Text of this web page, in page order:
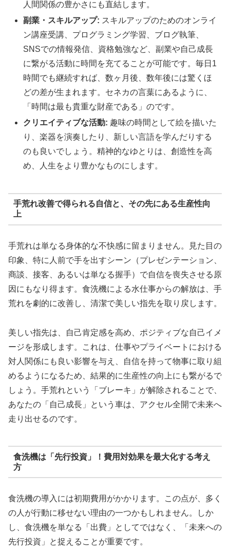
人間関係の豊かさにも直結します。
副業・スキルアップ: スキルアップのためのオンライ
ン講座受講、プログラミング学習、ブログ執筆、
SNSでの情報発信、資格勉強など、副業や自己成長
に繋がる活動に時間を充てることが可能です。毎日1
時間でも継続すれば、数ヶ月後、数年後には驚くほ
どの差が生まれます。セネカの言葉にあるように、
「時間は最も貴重な財産である」のです。
クリエイティブな活動: 趣味の時間として絵を描いた
り、楽器を演奏したり、新しい言語を学んだりする
のも良いでしょう。精神的なゆとりは、創造性を高
め、人生をより豊かなものにします。
手荒れ改善で得られる自信と、その先にある生産性向
上
手荒れは単なる身体的な不快感に留まりません。見た目の
印象、特に人前で手を出すシーン（プレゼンテーション、
商談、接客、あるいは単なる握手）で自信を喪失させる原
因にもなり得ます。食洗機による水仕事からの解放は、手
荒れを劇的に改善し、清潔で美しい指先を取り戻します。
美しい指先は、自己肯定感を高め、ポジティブな自己イメ
ージを形成します。これは、仕事やプライベートにおける
対人関係にも良い影響を与え、自信を持って物事に取り組
めるようになるため、結果的に生産性の向上にも繋がるで
しょう。手荒れという「ブレーキ」が解除されることで、
あなたの「自己成長」という車は、アクセル全開で未来へ
走り出せるのです。
食洗機は「先行投資」！費用対効果を最大化する考え
方
食洗機の導入には初期費用がかかります。この点が、多く
の人が行動に移せない理由の一つかもしれません。しか
し、食洗機を単なる「出費」としてではなく、「未来への
先行投資」と捉えることが重要です。